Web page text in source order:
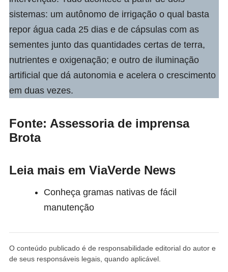
sistemas: um autônomo de irrigação o qual basta
repor água cada 25 dias e de cápsulas com as
sementes junto das quantidades certas de terra,
nutrientes e oxigenação; e outro de iluminação
artificial que dá autonomia e acelera o crescimento
em duas vezes.
Fonte: Assessoria de imprensa
Brota
Leia mais em ViaVerde News
Conheça gramas nativas de fácil
manutenção
O conteúdo publicado é de responsabilidade editorial do autor e
de seus responsáveis legais, quando aplicável.